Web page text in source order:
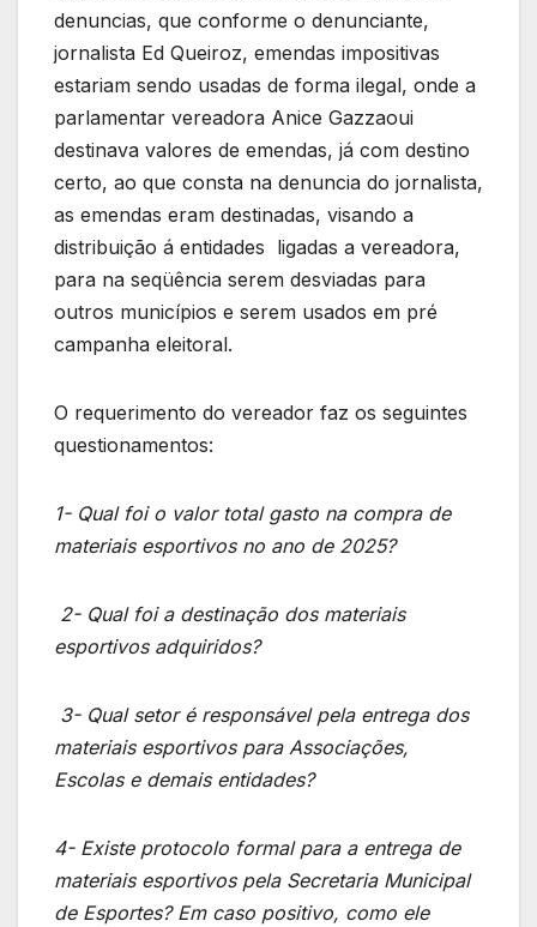
denuncias, que conforme o denunciante,
jornalista Ed Queiroz, emendas impositivas
estariam sendo usadas de forma ilegal, onde a
parlamentar vereadora Anice Gazzaoui
destinava valores de emendas, já com destino
certo, ao que consta na denuncia do jornalista,
as emendas eram destinadas, visando a
distribuição á entidades ligadas a vereadora,
para na seqüência serem desviadas para
outros municípios e serem usados em pré
campanha eleitoral.
O requerimento do vereador faz os seguintes
questionamentos:
1- Qual foi o valor total gasto na compra de
materiais esportivos no ano de 2025?
2- Qual foi a destinação dos materiais
esportivos adquiridos?
3- Qual setor é responsável pela entrega dos
materiais esportivos para Associações,
Escolas e demais entidades?
4- Existe protocolo formal para a entrega de
materiais esportivos pela Secretaria Municipal
de Esportes? Em caso positivo, como ele